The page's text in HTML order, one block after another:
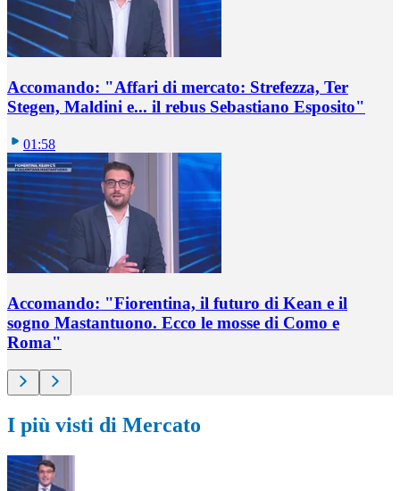
Accomando: "Affari di mercato: Strefezza, Ter
Stegen, Maldini e... il rebus Sebastiano Esposito"
01:58
Accomando: "Fiorentina, il futuro di Kean e il
sogno Mastantuono. Ecco le mosse di Como e
Roma"
I più visti di Mercato